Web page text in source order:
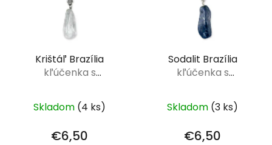
Krištáľ Brazília
kľúčenka s
kameňom L (2,5-3
cm)
Skladom (4 ks)
€6,50
Sodalit Brazília
kľúčenka s
kameňom XL (3-4,5
cm)
Skladom (3 ks)
€6,50